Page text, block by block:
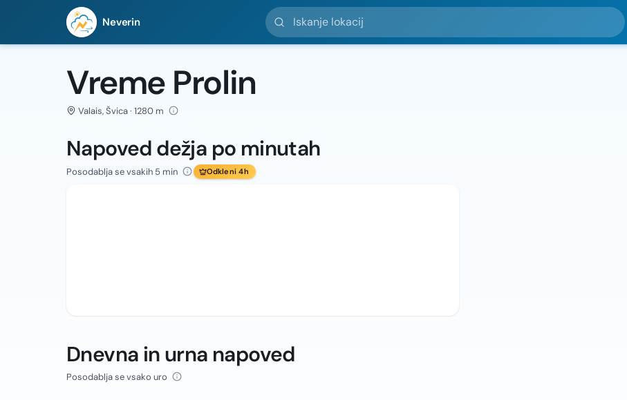
Neverin
Iskanje lokacij
Vreme Prolin
Valais, Švica · 1280 m
Napoved dežja po minutah
Posodablja se vsakih 5 min Odkleni 4h
Dnevna in urna napoved
Posodablja se vsako uro